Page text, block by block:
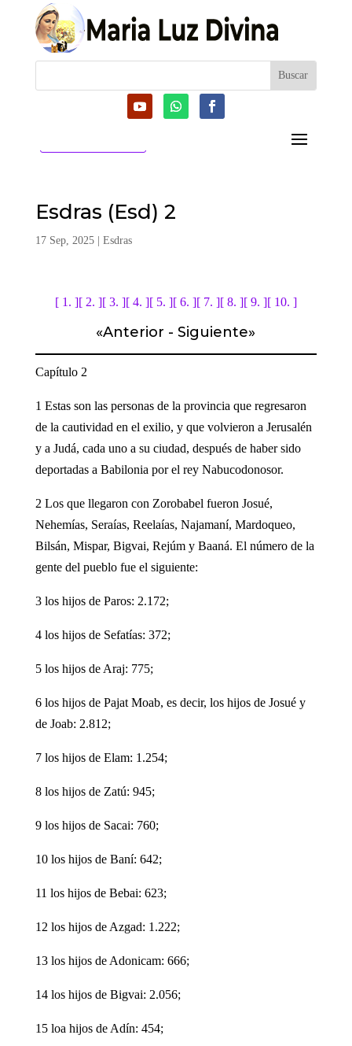
Esdras (Esd) 2
17 Sep, 2025| Esdras
[ 1. ][ 2. ][ 3. ][ 4. ][ 5. ][ 6. ][ 7. ][ 8. ][ 9. ][ 10. ]
«Anterior -Siguiente»
Capítulo 2
1 Estas son las personas de la provincia que regresaron
de la cautividad en el exilio, y que volvieron a Jerusalén
y a Judá, cada uno a su ciudad, después de haber sido
deportadas a Babilonia por el rey Nabucodonosor.
2 Los que llegaron con Zorobabel fueron Josué,
Nehemías, Seraías, Reelaías, Najamaní, Mardoqueo,
Bilsán, Mispar, Bigvai, Rejúm y Baaná. El número de la
gente del pueblo fue el siguiente:
3 los hijos de Paros: 2.172;
4 los hijos de Sefatías: 372;
5 los hijos de Araj: 775;
6 los hijos de Pajat Moab, es decir, los hijos de Josué y
de Joab: 2.812;
7 los hijos de Elam: 1.254;
8 los hijos de Zatú: 945;
9 los hijos de Sacai: 760;
10 los hijos de Baní: 642;
11 los hijos de Bebai: 623;
12 los hijos de Azgad: 1.222;
13 los hijos de Adonicam: 666;
14 los hijos de Bigvai: 2.056;
15 loa hijos de Adín: 454;